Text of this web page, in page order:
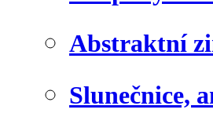
Abstraktní
Slunečnice,